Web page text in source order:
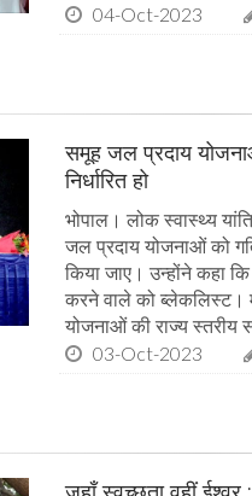
04-Oct-2023
समूह जल प्रदाय
निर्धारित हो
भोपाल। लोक स्वास्थ्य
जल प्रदाय योजनाओं को
किया जाए। उन्होंने कहा
करने वाले को ब्लेकलिस्ट।
योजनाओं की राज्य स्तरीय
03-Oct-2023